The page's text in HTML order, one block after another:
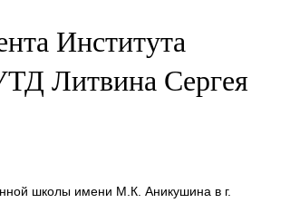
Института
Литвина Сергея
школы имени М.К. Аникушина в г.